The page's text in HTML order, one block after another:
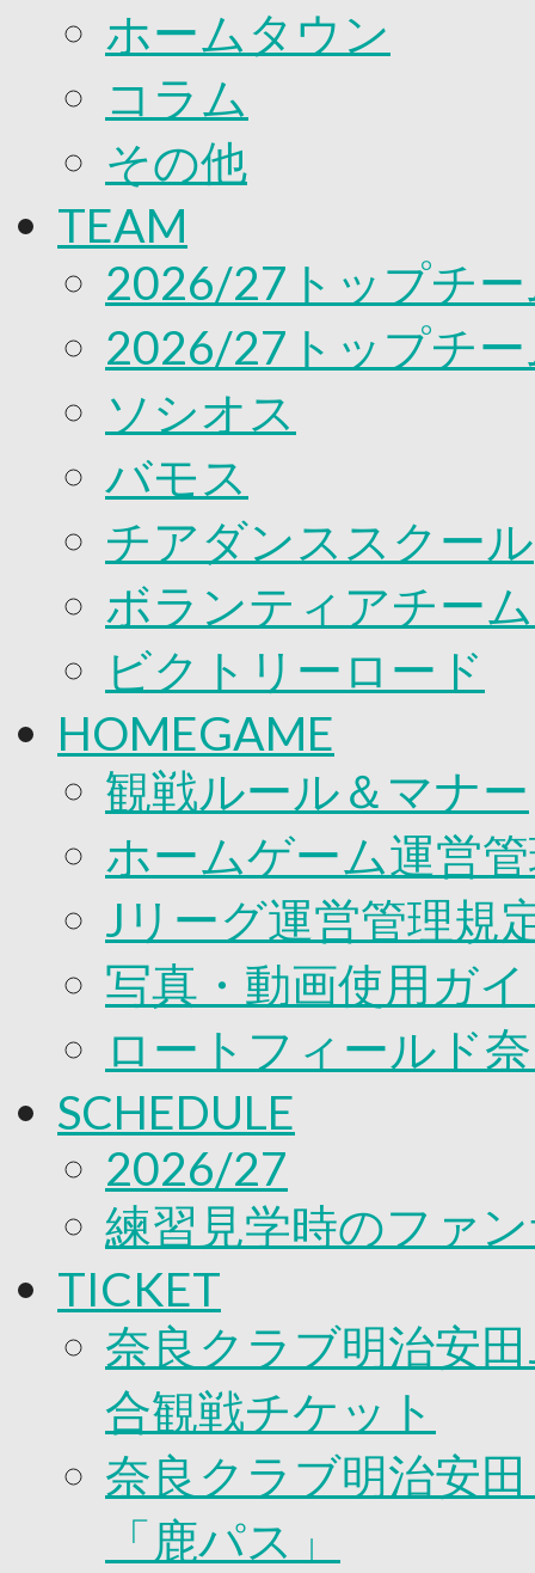
ユース
練習拠点（ナラディーア）
CLUB
2026/27 パートナー企業
パートナー募集
クラブ理念
クラブ情報
サステナビリティ
Web制作支援
応援プロジェクト
ホームタウン
コラム
その他
TEAM
2026/27トップチ
2026/27トップチ
ソシオス
バモス
チアダンススクール
ボランティアチー
ビクトリーロード
HOMEGAME
観戦ルール＆マナー
ホームゲーム運営
Jリーグ運営管理規
写真・動画使用ガ
ロートフィールド
SCHEDULE
2026/27
練習見学時のファ
TICKET
奈良クラブ明治安
合観戦チケット
奈良クラブ明治安
「鹿パス」